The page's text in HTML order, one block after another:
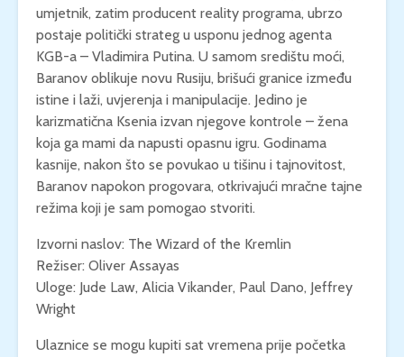
umjetnik, zatim producent reality programa, ubrzo
postaje politički strateg u usponu jednog agenta
KGB-a – Vladimira Putina. U samom središtu moći,
Baranov oblikuje novu Rusiju, brišući granice između
istine i laži, uvjerenja i manipulacije. Jedino je
karizmatična Ksenia izvan njegove kontrole – žena
koja ga mami da napusti opasnu igru. Godinama
kasnije, nakon što se povukao u tišinu i tajnovitost,
Baranov napokon progovara, otkrivajući mračne tajne
režima koji je sam pomogao stvoriti.
Izvorni naslov: The Wizard of the Kremlin
Režiser: Oliver Assayas
Uloge: Jude Law, Alicia Vikander, Paul Dano, Jeffrey
Wright
Ulaznice se mogu kupiti sat vremena prije početka